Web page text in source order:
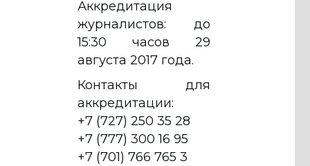
Аккредитация
журналистов: до
15:30 часов 29
августа 2017 года.
Контакты для
аккредитации:
+7 (727) 250 35 28
+7 (777) 300 16 95
+7 (701) 766 765 3